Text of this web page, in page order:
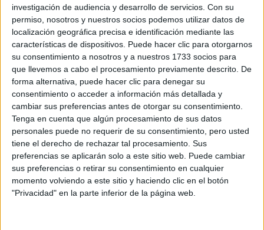
investigación de audiencia y desarrollo de servicios. Con su
permiso, nosotros y nuestros socios podemos utilizar datos de
localización geográfica precisa e identificación mediante las
características de dispositivos. Puede hacer clic para otorgarnos
su consentimiento a nosotros y a nuestros 1733 socios para
que llevemos a cabo el procesamiento previamente descrito. De
forma alternativa, puede hacer clic para denegar su
consentimiento o acceder a información más detallada y
cambiar sus preferencias antes de otorgar su consentimiento.
Tenga en cuenta que algún procesamiento de sus datos
personales puede no requerir de su consentimiento, pero usted
tiene el derecho de rechazar tal procesamiento. Sus
preferencias se aplicarán solo a este sitio web. Puede cambiar
sus preferencias o retirar su consentimiento en cualquier
momento volviendo a este sitio y haciendo clic en el botón
"Privacidad" en la parte inferior de la página web.
-
Leaflet| OSM Mapnik
Explora más
¿No es exactamente lo que buscas? Estas son las
alternativas más relevantes.